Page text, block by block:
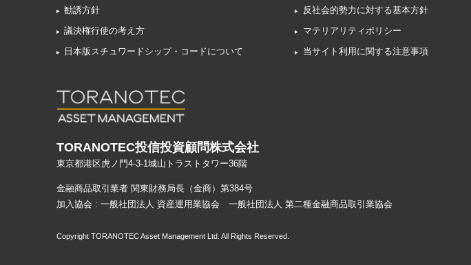
勧誘方針
議決権行使の考え方
日本版スチュワードシップ・コードについて
反社会的勢力に対する基本方針
マテリアリティポリシー
当サイト利用に関する注意事項
TORANOTEC投信投資顧問株式会社
東京都港区虎ノ門4-3-1城山トラストタワー36階
金融商品取引業者 関東財務局長（金商）第384号
加入協会 : 一般社団法人 資産運用業協会 一般社団法人 第二種金融商品取引業協会
Copyright TORANOTEC Asset Management Ltd. All Rights Reserved.